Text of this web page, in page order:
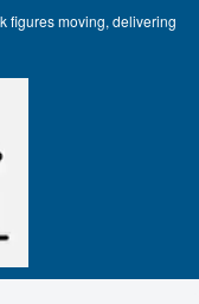
figures moving, delivering